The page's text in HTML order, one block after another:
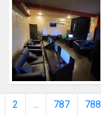
2 ... 787 788